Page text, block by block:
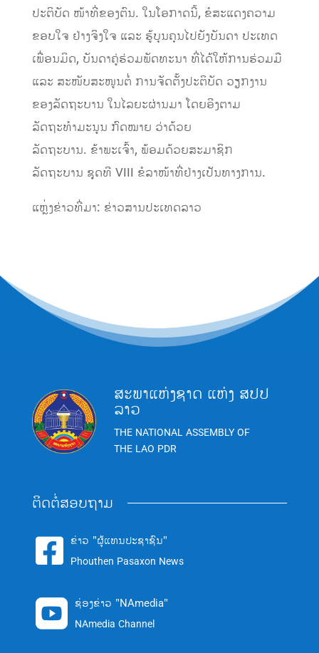
ປະຕິບັດ ໜ້າທີ່ຂອງຕົນ. ໃນໂອກາດນີ້, ຂໍສະແດງຄວາມ
ຂອບໃຈ ຢ່າງຈິງໃຈ ແລະ ຮູ້ບຸນຄຸນໄປຍັງບັນດາ ປະເທດ
ເພື່ອນມິດ, ບັນດາຄູ່ຮ່ວມພັດທະນາ ທີ່ໄດ້ໃຫ້ການຮ່ວມມື
ແລະ ສະໜັບສະໜູນຕໍ່ ການຈັດຕັ້ງປະຕິບັດ ວຽກງານ
ຂອງລັດຖະບານ ໃນໄລຍະຜ່ານມາ ໂດຍອີງຕາມ
ລັດຖະທຳມະນູນ ກົດໝາຍ ວ່າດ້ວຍ
ລັດຖະບານ. ຂ້າພະເຈົ້າ, ພ້ອມດ້ວຍສະມາຊິກ
ລັດຖະບານ ຊຸດທີ VIII ຂໍລາໜ້າທີ່ຢ່າງເປັນທາງການ.
ແຫຼ່ງຂ່າວທີ່ມາ: ຂ່າວສານປະເທດລາວ
ສະພາແຫ່ງຊາດ ແຫ່ງ ສປປ
ລາວ
THE NATIONAL ASSEMBLY OF
THE LAO PDR
ຕິດຕໍ່ສອບຖາມ
 ຂ່າວ "ຜູ້ແທນປະຊາຊົນ"
Phouthen Pasaxon News
 ຊ່ອງຂ່າວ "NAmedia"
NAmedia Channel